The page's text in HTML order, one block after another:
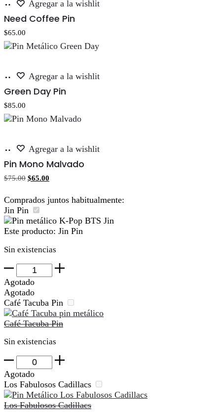
carrito
Agregar a la wishlit
Need Coffee Pin
$65.00
Añadir
carrito
Agregar a la wishlit
Green Day Pin
$85.00
Añadir
carrito
Agregar a la wishlit
Pin Mono Malvado
$75.00 El
original
era:
$75.00.
$65.00
actual
es:
Comprados juntos habitualmente:
Jin Pin
Este producto: Jin Pin
Sin existencias
Jin
Pin
cantidad
Agotado
Agotado
Café Tacuba Pin
Café Tacuba Pin
Sin existencias
Café
Tacuba
Pin
cantidad
Agotado
Los Fabulosos Cadillacs
Los Fabulosos Cadillacs